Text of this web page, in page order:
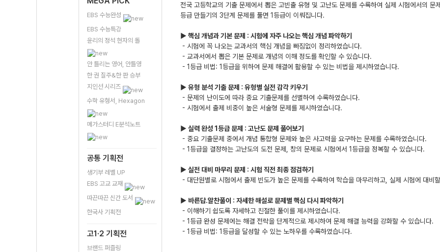
EBS 수능완성
EBS 수능특강
윤리의 정석 현자의 돌
안 틀리는 영어, 안틀영
한 권 질주&한 판 승부
지인선 시리즈
수학 유형서, Hexagon
메가스터디 E분석노트
공통 기획전
생기부 레벨 UP
EBS 고교 교재
따끈따끈 신간 도서
한국사 기획전
고1·2 기획전
브랜드 퍼즐링
전국 고등학교의 기출 문제에서 뽑은 고빈출 유형 및 고난도 문제를 수록하여 실제 시험에서의 문
등급 만들기의 3단계 문제를 풀면 1등급이 이뤄집니다.
▶ 핵심 개념과 기본 문제 : 시험에 자주 나오는 핵심 개념 파악하기
- 시험에 꼭 나오는 교과서의 핵심 개념을 빠짐없이 정리하였습니다.
- 교과서에서 뽑은 기본 문제로 개념의 이해 정도를 확인할 수 있습니다.
- 1등급 비법: 1등급을 위하여 문제 해결에 활용할 수 있는 비법을 제시하였습니다.
▶ 유형 분석 기출 문제 : 유형별 실전 감각 키우기
- 문제의 난이도에 따라 중요 기출문제를 선별하여 수록하였습니다.
- 시험에서 출제 비중이 높은 서술형 문제를 제시하였습니다.
▶ 실력 완성 1등급 문제 : 고난도 문제 풀어보기
- 중요 기출문제 중에서 개념 통합형 문제와 높은 사고력을 요구하는 문제를 수록하였습니다.
- 1등급을 결정하는 고난도의 도전 문제, 창의 문제로 시험에서 1등급을 정복할 수 있습니다.
▶ 실전 대비 마무리 문제 : 시험 직전 최종 점검하기
- 대단원별로 시험에서 출제 빈도가 높은 문제를 수록하여 학습을 마무리하고, 실제 시험에 대비
▶ 바른답.알찬풀이 : 자세한 해설로 문제별 핵심 다시 파악하기
- 이해하기 쉽도록 자세하고 친절한 풀이를 제시하였습니다.
- 1등급 완성 문제에는 해결 전략을 단계적으로 제시하여 문제 해결 능력을 강화할 수 있습니다.
- 1등급 비법: 1등급을 달성할 수 있는 노하우를 수록하였습니다.